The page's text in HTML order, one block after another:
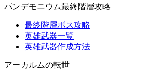
パンデモニウム最終階層攻略
最終階層ボス攻略
英雄武器一覧
英雄武器作成方法
アーカルムの転世